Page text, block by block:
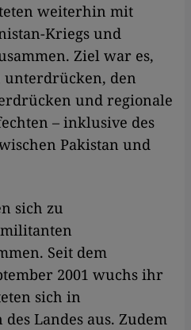
weiterhin mit
Kriegs und
Ziel war es,
den
und regionale
– inklusive des
Pakistan und
sich zu
Seit dem
2001 wuchs ihr
sich in
Landes aus. Zudem